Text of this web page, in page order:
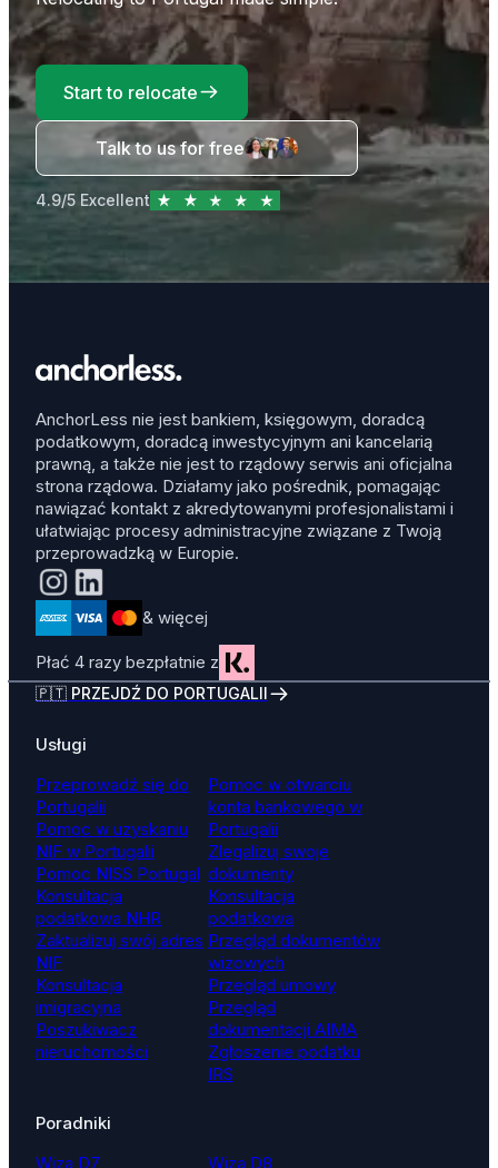
Start to relocate
Talk to us for free
4.9/5 Excellent
AnchorLess nie jest bankiem, księgowym, doradcą
podatkowym, doradcą inwestycyjnym ani kancelarią
prawną, a także nie jest to rządowy serwis ani oficjalna
strona rządowa. Działamy jako pośrednik, pomagając
nawiązać kontakt z akredytowanymi profesjonalistami i
ułatwiając procesy administracyjne związane z Twoją
przeprowadzką w Europie.
& więcej
Płać 4 razy bezpłatnie z
🇵🇹 PRZEJDŹ DO PORTUGALII
Usługi
Przeprowadź się do
Portugalii
Pomoc w uzyskaniu
NIF w Portugalii
Pomoc NISS Portugal
Konsultacja
podatkowa NHR
Zaktualizuj swój adres
NIF
Konsultacja
imigracyjna
Poszukiwacz
nieruchomości
Pomoc w otwarciu
konta bankowego w
Portugalii
Zlegalizuj swoje
dokumenty
Konsultacja
podatkowa
Przegląd dokumentów
wizowych
Przegląd umowy
Przegląd
dokumentacji AIMA
Zgłoszenie podatku
IRS
Poradniki
Wiza D7
Wiza D8